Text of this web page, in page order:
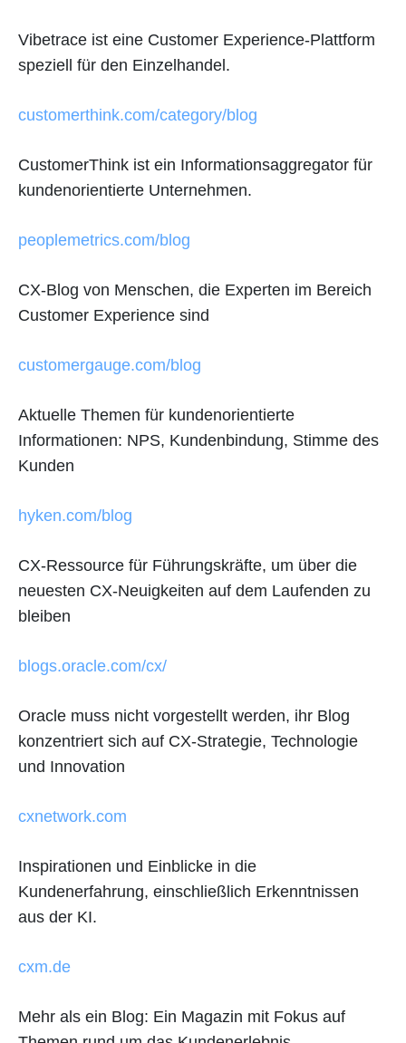
Vibetrace ist eine Customer Experience-Plattform
speziell für den Einzelhandel.
customerthink.com/category/blog
CustomerThink ist ein Informationsaggregator für
kundenorientierte Unternehmen.
peoplemetrics.com/blog
CX-Blog von Menschen, die Experten im Bereich
Customer Experience sind
customergauge.com/blog
Aktuelle Themen für kundenorientierte
Informationen: NPS, Kundenbindung, Stimme des
Kunden
hyken.com/blog
CX-Ressource für Führungskräfte, um über die
neuesten CX-Neuigkeiten auf dem Laufenden zu
bleiben
blogs.oracle.com/cx/
Oracle muss nicht vorgestellt werden, ihr Blog
konzentriert sich auf CX-Strategie, Technologie
und Innovation
cxnetwork.com
Inspirationen und Einblicke in die
Kundenerfahrung, einschließlich Erkenntnissen
aus der KI.
cxm.de
Mehr als ein Blog: Ein Magazin mit Fokus auf